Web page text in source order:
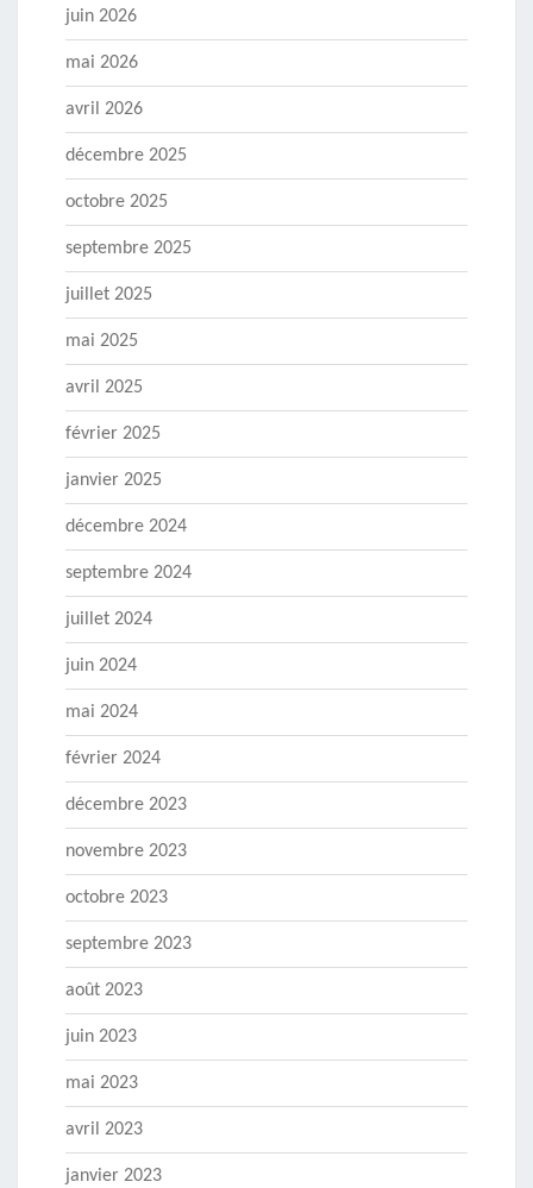
juin 2026
mai 2026
avril 2026
décembre 2025
octobre 2025
septembre 2025
juillet 2025
mai 2025
avril 2025
février 2025
janvier 2025
décembre 2024
septembre 2024
juillet 2024
juin 2024
mai 2024
février 2024
décembre 2023
novembre 2023
octobre 2023
septembre 2023
août 2023
juin 2023
mai 2023
avril 2023
janvier 2023